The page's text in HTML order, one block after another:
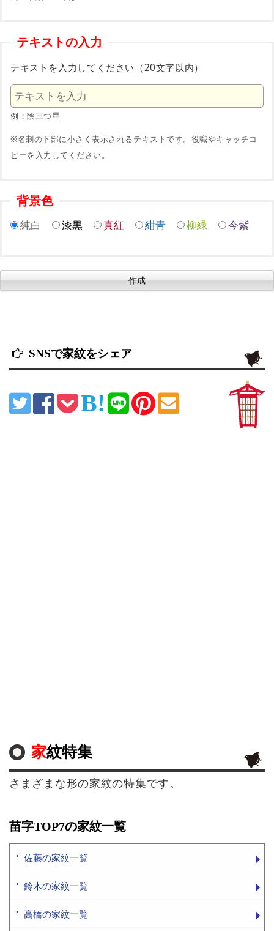
テキストの入力
テキストを入力してください（20文字以内）
例：陰三つ星
※名刺の下部に小さく表示されるテキストです。役職やキャッチコ
ピーを入力してください。
背景色
純白 漆黒 真紅 紺青 柳緑 今紫
SNSで家紋をシェア
家紋特集
さまざまな形の家紋の特集です。
苗字TOP7の家紋一覧
佐藤の家紋一覧
鈴木の家紋一覧
高橋の家紋一覧